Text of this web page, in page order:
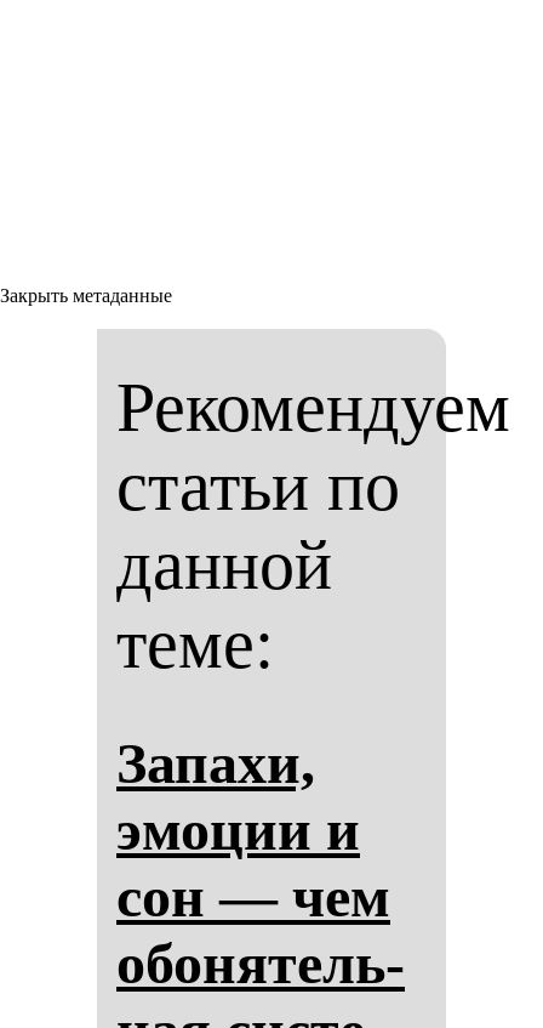
Закрыть метаданные
Рекомендуем
статьи по
данной
теме:
За­па­хи,
эмо­ции и
сон — чем
обо­ня­тель­